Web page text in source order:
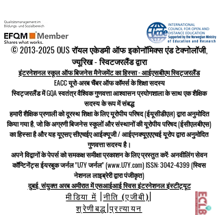
©2013-2025OUS रॉयल एकेडमी ऑफ इकोनॉमिक्स एंड टेक्नोलॉजी,
ज्यूरिख - स्विटजरलैंड द्वारा
इंटरनेशनल स्कूल ऑफ बिजनेस मैनेजमेंट का हिस्सा - आईएसबीएम स्विट्जरलैंड
EACC यूरो-अरब चैंबर ऑफ कॉमर्स के शिक्षा सदस्य
स्विट्जरलैंड मेंGQA स्वतंत्र वैश्विक गुणवत्ता आश्वासन प्रयोगशाला के साथ एक शैक्षिक
सदस्य के रूप में संबद्ध
हमारी शैक्षिक प्रणाली कोदूरस्थ शिक्षा के लिए यूरोपीय परिषद(ईयूसीडीएल)द्वारा अनुमोदित
किया गया है, जो किअग्रणी बिजनेस स्कूलों और संस्थानों की यूरोपीय परिषद (ईसीएलबीएस)
का हिस्सा है और यह यूएसए सीएचईए आईक्यूजी / आईएनक्यूएएएचई यूरोप द्वारा अनुमोदित
गुणवत्ता सदस्य है।
अपने विद्वानों के पेपर्स को समकक्ष समीक्षा प्रकाशन के लिए प्रस्तुत करें: अनवीलिंग सेवन
कॉन्टिनेंट्स ईयरबुक जर्नल "U7Y जर्नल" (www.U7Y.com) ISSN: 3042-4399 (स्विस
नेशनल लाइब्रेरी द्वारा पंजीकृत)
दुबई, संयुक्त अरब अमीरात में एसआईआई स्विस इंटरनेशनल इंस्टीट्यूट
मीडिया में नीति (एजीबी)
श्रेणीबद्ध प्रत्यायन